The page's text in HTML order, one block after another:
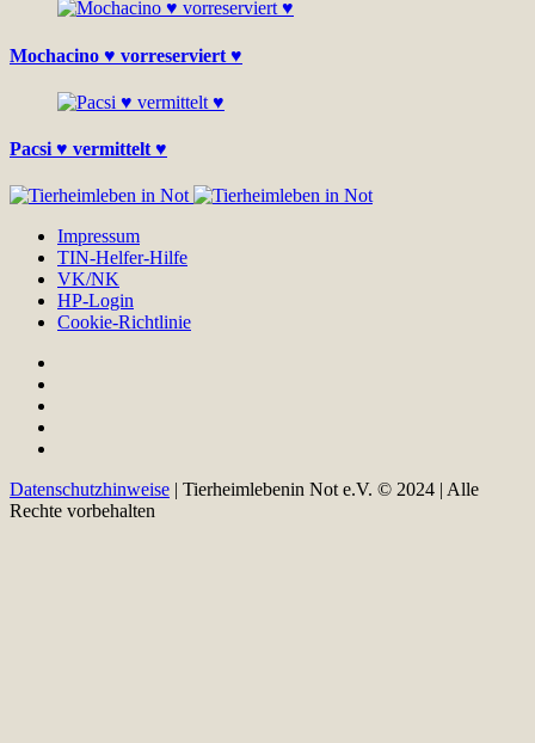
Mochacino ♥ vorreserviert ♥
Pacsi ♥ vermittelt ♥
Impressum
TIN-Helfer-Hilfe
VK/NK
HP-Login
Cookie-Richtlinie
Datenschutzhinweise | Tierheimlebenin Not e.V. © 2024 | Alle
Rechte vorbehalten